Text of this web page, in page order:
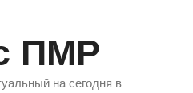
ПМР
на сегодня в